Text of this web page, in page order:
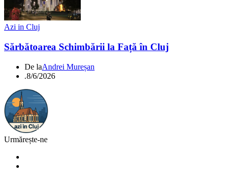
Azi in Cluj
Sărbătoarea Schimbării la Față în Cluj
De laAndrei Mureșan
.8/6/2026
Urmărește-ne